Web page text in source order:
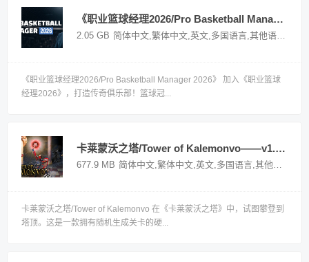
《职业篮球经理2026/Pro Basketball Manager 2026》——Build 20896877多国语言（含简体中文）免安装解压即玩版
2.05 GB 简体中文,繁体中文,英文,多国语言,其他语言
《职业篮球经理2026/Pro Basketball Manager 2026》 加入《职业篮球
经理2026》，打造传奇俱乐部！篮球冠...
卡莱蒙沃之塔/Tower of Kalemonvo——v1.2a1多国语言（含简体中文）免安装解压即玩版
677.9 MB 简体中文,繁体中文,英文,多国语言,其他语言
卡莱蒙沃之塔/Tower of Kalemonvo 在《卡莱蒙沃之塔》中，试图攀登到
塔顶。这是一款拥有随机生成关卡的硬...